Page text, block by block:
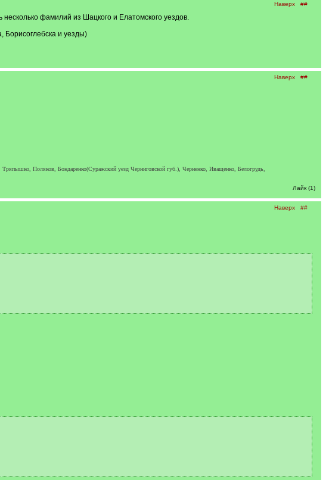
Наверх ##
фамилий из Шацкого и Елатомского уездов.
Борисоглебска и уезды)
Наверх ##
Поляков, Бондаренко(Суражский уезд Черниговской губ.), Черненко, Иващенко, Белогрудь,
Лайк (1)
Наверх ##